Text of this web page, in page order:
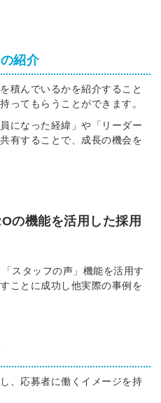
紹介
積んでいるかを紹介すること
ってもらうことができます。
になった経緯」や「リーダー
有することで、成長の機会を
の機能を活用した採用
スタッフの声」機能を活用す
ことに成功し他実際の事例を
、応募者に働くイメージを持